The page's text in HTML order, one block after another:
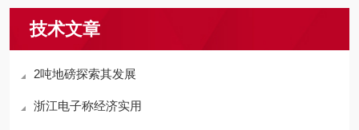
技术文章
2吨地磅探索其发展
浙江电子称经济实用